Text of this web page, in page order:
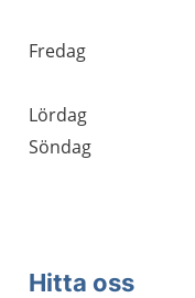
Fredag
Lördag
Söndag
Hitta oss